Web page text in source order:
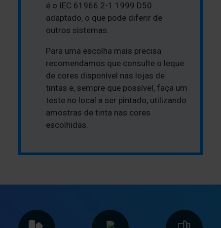
é o IEC 61966:2-1 1999 D50
adaptado, o que pode diferir de
outros sistemas.
Para uma escolha mais precisa
recomendamos que consulte o leque
de cores disponível nas lojas de
tintas e, sempre que possível, faça um
teste no local a ser pintado, utilizando
amostras de tinta nas cores
escolhidas.